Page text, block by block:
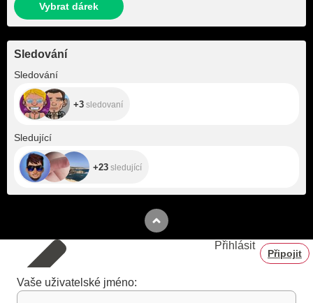
Vybrat dárek
Sledování
Sledování
+3 sledovaní
Sledující
+23 sledující
Přihlásit
Připojit
Vaše uživatelské jméno: